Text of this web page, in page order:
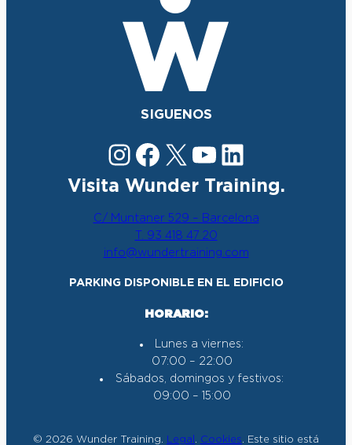
SIGUENOS
InstagramFacebook X YouTube LinkedIn
Visita Wunder Training.
C/ Muntaner 529 – Barcelona
T. 93 418 47 20
info@wundertraining.com
PARKING DISPONIBLE EN EL EDIFICIO
HORARIO:
Lunes a viernes:
07:00 – 22:00
Sábados, domingos y festivos:
09:00 – 15:00
© 2026 Wunder Training. Legal . Cookies. Este sitio está